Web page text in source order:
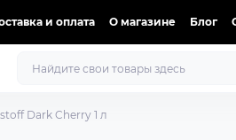
и оплата О магазине Блог
Dark Cherry 1 л